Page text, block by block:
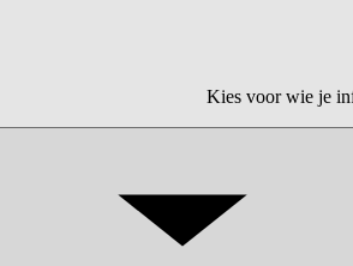
Kies voor wie je